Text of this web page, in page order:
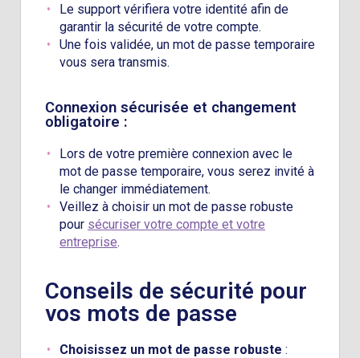
Le support vérifiera votre identité afin de
garantir la sécurité de votre compte.
Une fois validée, un mot de passe temporaire
vous sera transmis.
Connexion sécurisée et changement
obligatoire :
Lors de votre première connexion avec le
mot de passe temporaire, vous serez invité à
le changer immédiatement.
Veillez à choisir un mot de passe robuste
pour sécuriser votre compte et votre
entreprise.
Conseils de sécurité pour
vos mots de passe
Choisissez un mot de passe robuste :